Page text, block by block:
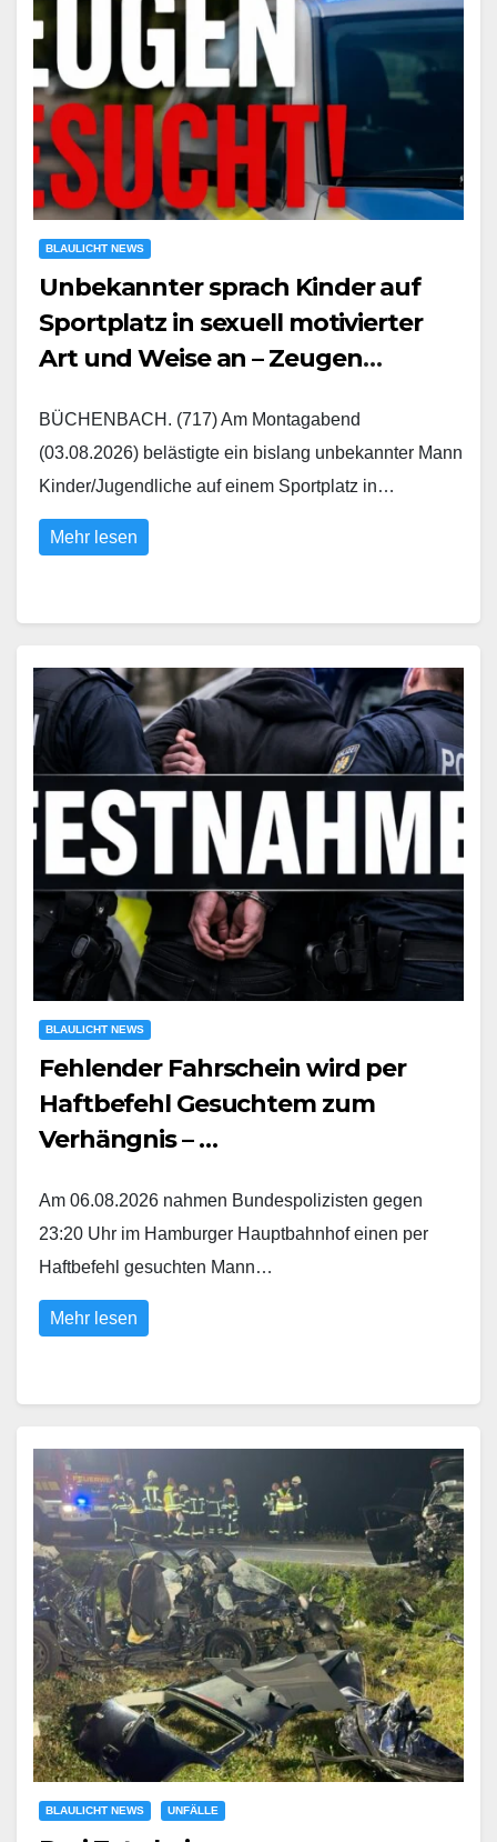
BLAULICHT NEWS
Unbekannter sprach Kinder auf
Sportplatz in sexuell motivierter
Art und Weise an – Zeugen
BÜCHENBACH. (717) Am Montagabend
(03.08.2026) belästigte ein bislang unbekannter Mann
Kinder/Jugendliche auf einem Sportplatz in…
Mehr lesen
BLAULICHT NEWS
Fehlender Fahrschein wird per
Haftbefehl Gesuchtem zum
Verhängnis – …
Am 06.08.2026 nahmen Bundespolizisten gegen
23:20 Uhr im Hamburger Hauptbahnhof einen per
Haftbefehl gesuchten Mann…
Mehr lesen
BLAULICHT NEWS UNFÄLLE